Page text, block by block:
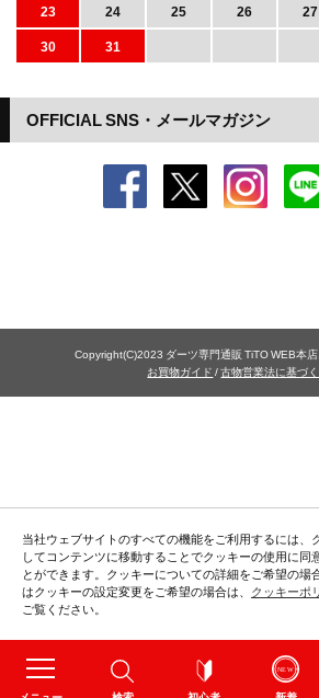
当社ウェブサイトのすべての機能をご利用するには、
してコンテンツに移動することでクッキーの使用に同
とができます。クッキーについての詳細をご希望の場
はクッキーの設定変更をご希望の場合は、 クッキーポ
ご覧ください。
OFFICIAL SNS・メールマガジン
23
24 25 26 27
30
31
Copyright(C)2023 ダーツ専門通販 TiTO WEB本
お買物ガイド /古物営業法に基づ